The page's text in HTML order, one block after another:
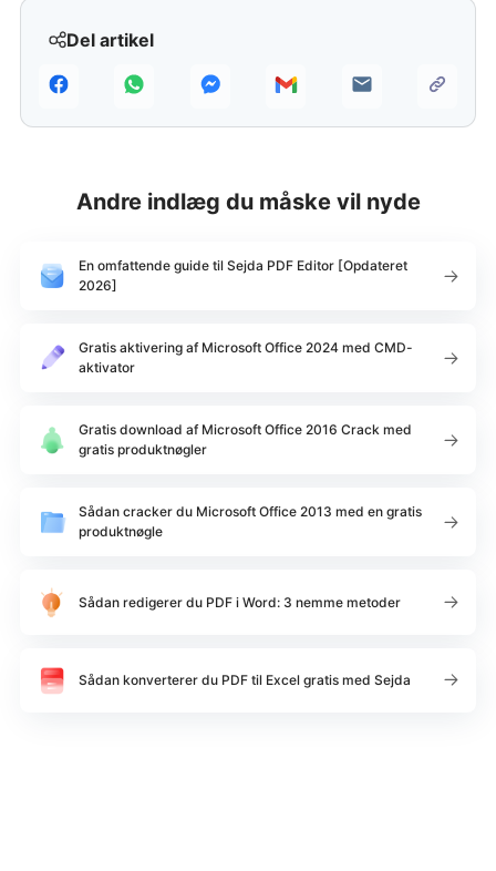
Del artikel
Andre indlæg du måske vil nyde
En omfattende guide til Sejda PDF Editor [Opdateret
2026]
Gratis aktivering af Microsoft Office 2024 med CMD-
aktivator
Gratis download af Microsoft Office 2016 Crack med
gratis produktnøgler
Sådan cracker du Microsoft Office 2013 med en gratis
produktnøgle
Sådan redigerer du PDF i Word: 3 nemme metoder
Sådan konverterer du PDF til Excel gratis med Sejda